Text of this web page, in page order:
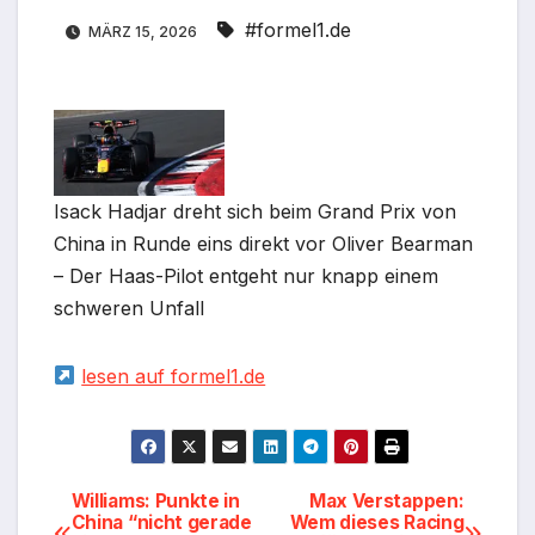
MÄRZ 15, 2026 #formel1.de
Isack Hadjar dreht sich beim Grand Prix von
China in Runde eins direkt vor Oliver Bearman
– Der Haas-Pilot entgeht nur knapp einem
schweren Unfall
lesen auf formel1.de
Beitragsnavigation
Max Verstappen:
Wem dieses Racing
Williams: Punkte in
China “nicht gerade